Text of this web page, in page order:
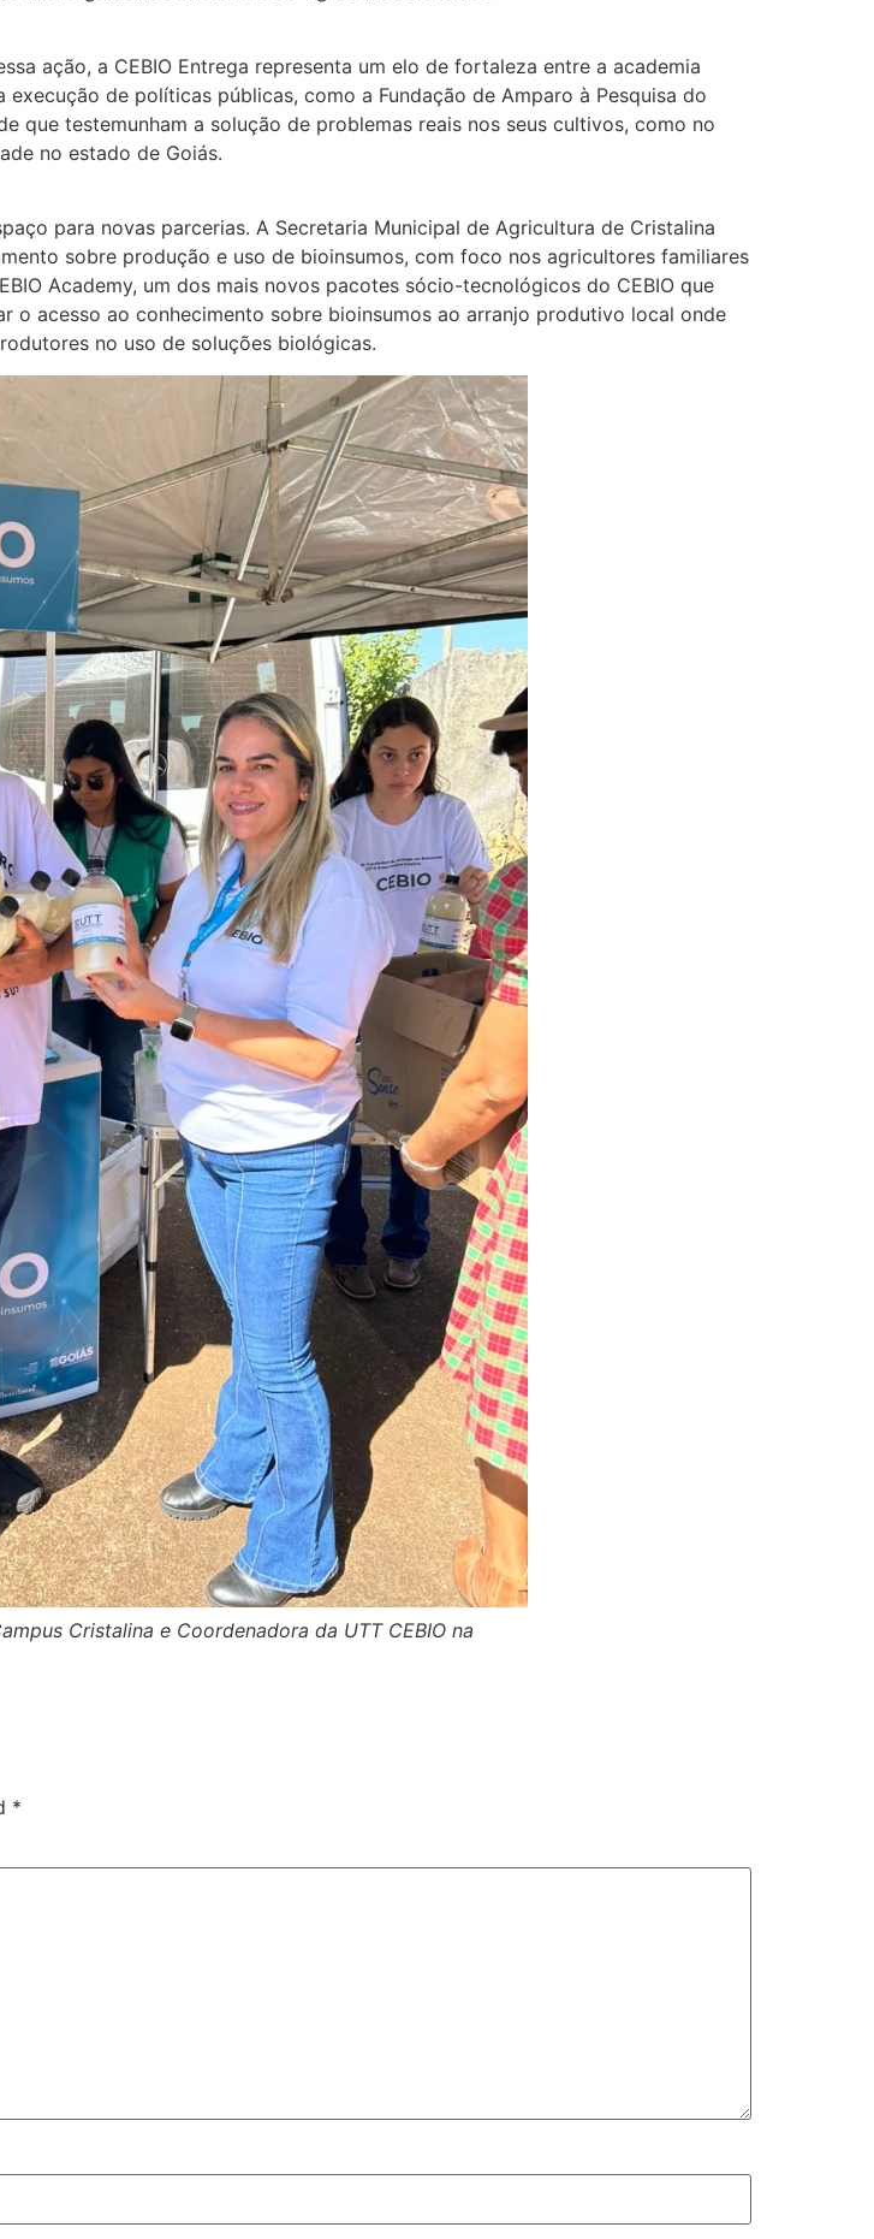
ação, a CEBIO Entrega representa um elo de fortaleza entre a academia
de políticas públicas, como a Fundação de Amparo à Pesquisa do
que testemunham a solução de problemas reais nos seus cultivos, como no
no estado de Goiás.
para novas parcerias. A Secretaria Municipal de Agricultura de Cristalina
sobre produção e uso de bioinsumos, com foco nos agricultores familiares
Academy, um dos mais novos pacotes sócio-tecnológicos do CEBIO que
acesso ao conhecimento sobre bioinsumos ao arranjo produtivo local onde
no uso de soluções biológicas.
Cristalina e Coordenadora da UTT CEBIO na
*